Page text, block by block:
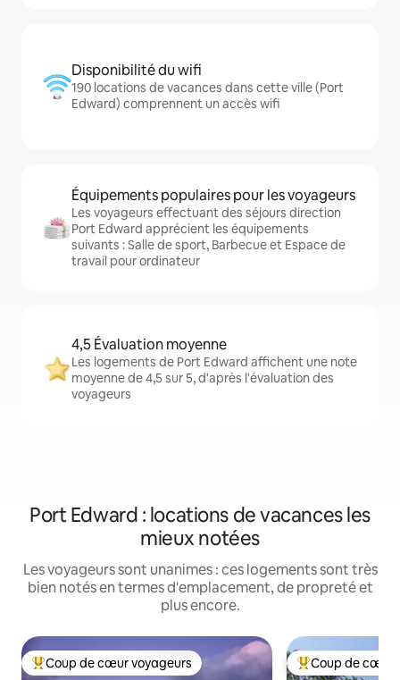
Disponibilité du wifi
190 locations de vacances dans cette ville (Port
Edward) comprennent un accès wifi
Équipements populaires pour les voyageurs
Les voyageurs effectuant des séjours direction
Port Edward apprécient les équipements
suivants : Salle de sport, Barbecue et Espace de
travail pour ordinateur
4,5 Évaluation moyenne
Les logements de Port Edward affichent une note
moyenne de 4,5 sur 5, d'après l'évaluation des
voyageurs
Port Edward : locations de vacances les
mieux notées
Les voyageurs sont unanimes : ces logements sont très
bien notés en termes d'emplacement, de propreté et
plus encore.
Coups de cœur voyageurs les plus appréciés
Coup de cœur voyageurs Coups de cœur
Coup de cœur